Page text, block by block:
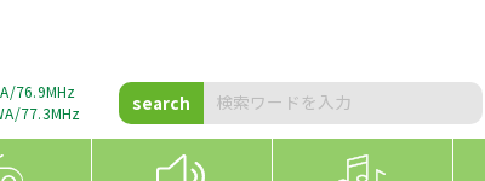
76.9MHz
77.3MHz search